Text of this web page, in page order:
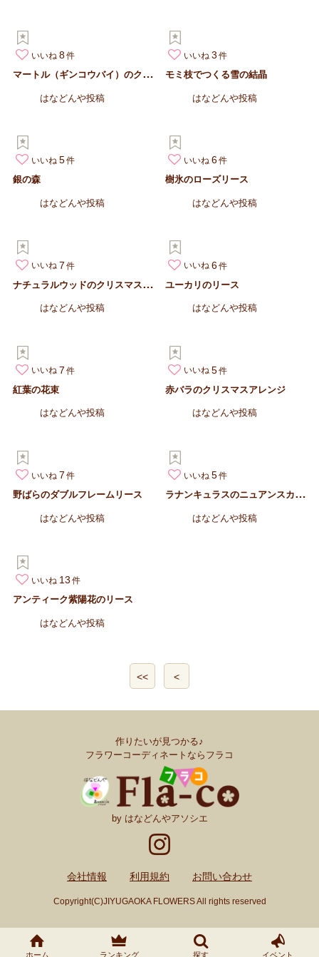
いいね 8
マ
ートル（ギンコウバイ）のクリスマスツリー
はなどんや投稿
いいね 3
モミ枝でつくる雪の結晶
はなどんや投稿
いいね 5
銀の森
はなどんや投稿
いいね 6
樹氷のローズリース
はなどんや投稿
いいね 7
はなどんや投稿
いいね 6
ユーカリのリース
はなどんや投稿
いいね 7
紅葉の花束
はなどんや投稿
いいね 5
赤バラのクリスマスアレンジ
はなどんや投稿
いいね 7
野ばらのダブルフレームリース
はなどんや投稿
いいね 5
ラ
ナンキュラスのニュアンスカラーブーケ
はなどんや投稿
いいね 13
アンティーク紫陽花のリース
はなどんや投稿
<< <
ホーム ランキング 探す イベント
作りたいが見つかる♪
フラワーコーディネートならフラコ
by はなどんやアソシエ
会社情報 利用規約 お問い合わせ
Copyright(C)JIYUGAOKA FLOWERS All rights reserved